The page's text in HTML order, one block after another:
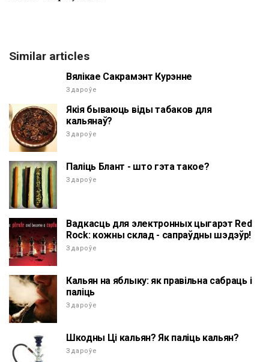
Similar articles
Вялікае Сакрамэнт Курэнне
Здароўе
Якія бываюць віды табаков для
кальянаў?
Здароўе
Паліць Блант - што гэта такое?
Здароўе
Вадкасць для электронных цыгарэт Red
Rock: кожны склад - сапраўдны шэдэўр!
Здароўе
Кальян на яблыку: як правільна сабраць і
паліць
Здароўе
Шкодны Ці кальян? Як паліць кальян?
Здароўе